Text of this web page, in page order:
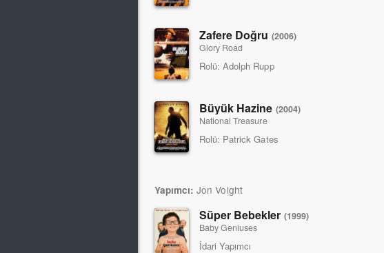
Zafere Doğru (2006)
Glory Road
Rolü: Adolph Rupp
Büyük Hazine (2004)
National Treasure
Rolü: Patrick Gates
Yapımcı: Jon Voight
Süper Bebekler (1999)
Baby Geniuses
İdari Yapımcı